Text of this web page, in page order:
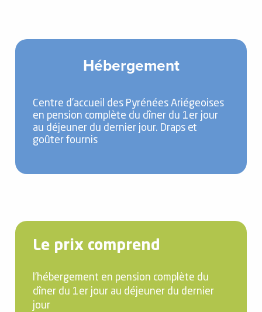
Hébergement
Centre d’accueil des Pyrénées Ariégeoises
en pension complète du dîner du 1er jour
au déjeuner du dernier jour. Draps et
goûter fournis
Le prix comprend
l’hébergement en pension complète du
dîner du 1er jour au déjeuner du dernier
jour